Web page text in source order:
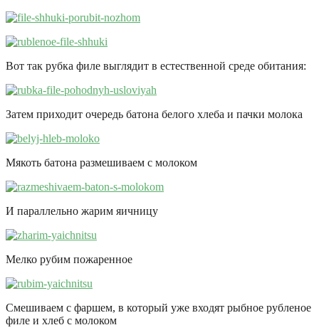
Вот так рубка филе выглядит в естественной среде обитания:
Затем приходит очередь батона белого хлеба и пачки молока
Мякоть батона размешиваем с молоком
И параллельно жарим яичницу
Мелко рубим пожаренное
Смешиваем с фаршем, в который уже входят рыбное рубленое
филе и хлеб с молоком